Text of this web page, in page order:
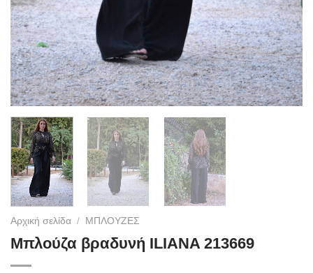
Αρχική σελίδα / ΜΠΛΟΥΖΕΣ
Μπλούζα βραδυνή ILIANA 213669